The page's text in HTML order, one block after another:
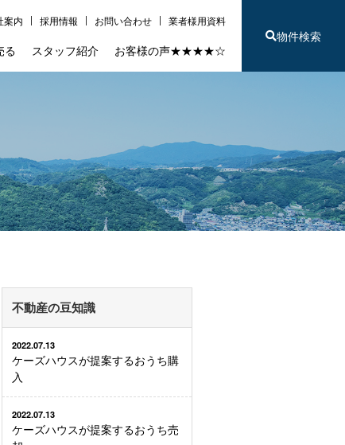
案内 採用情報 お問い合わせ 業者様用資料
る スタッフ紹介 お客様の声★★★★☆
物件検索
不動産の豆知識
2022.07.13
ケーズハウスが提案するおうち購
入
2022.07.13
ケーズハウスが提案するおうち売